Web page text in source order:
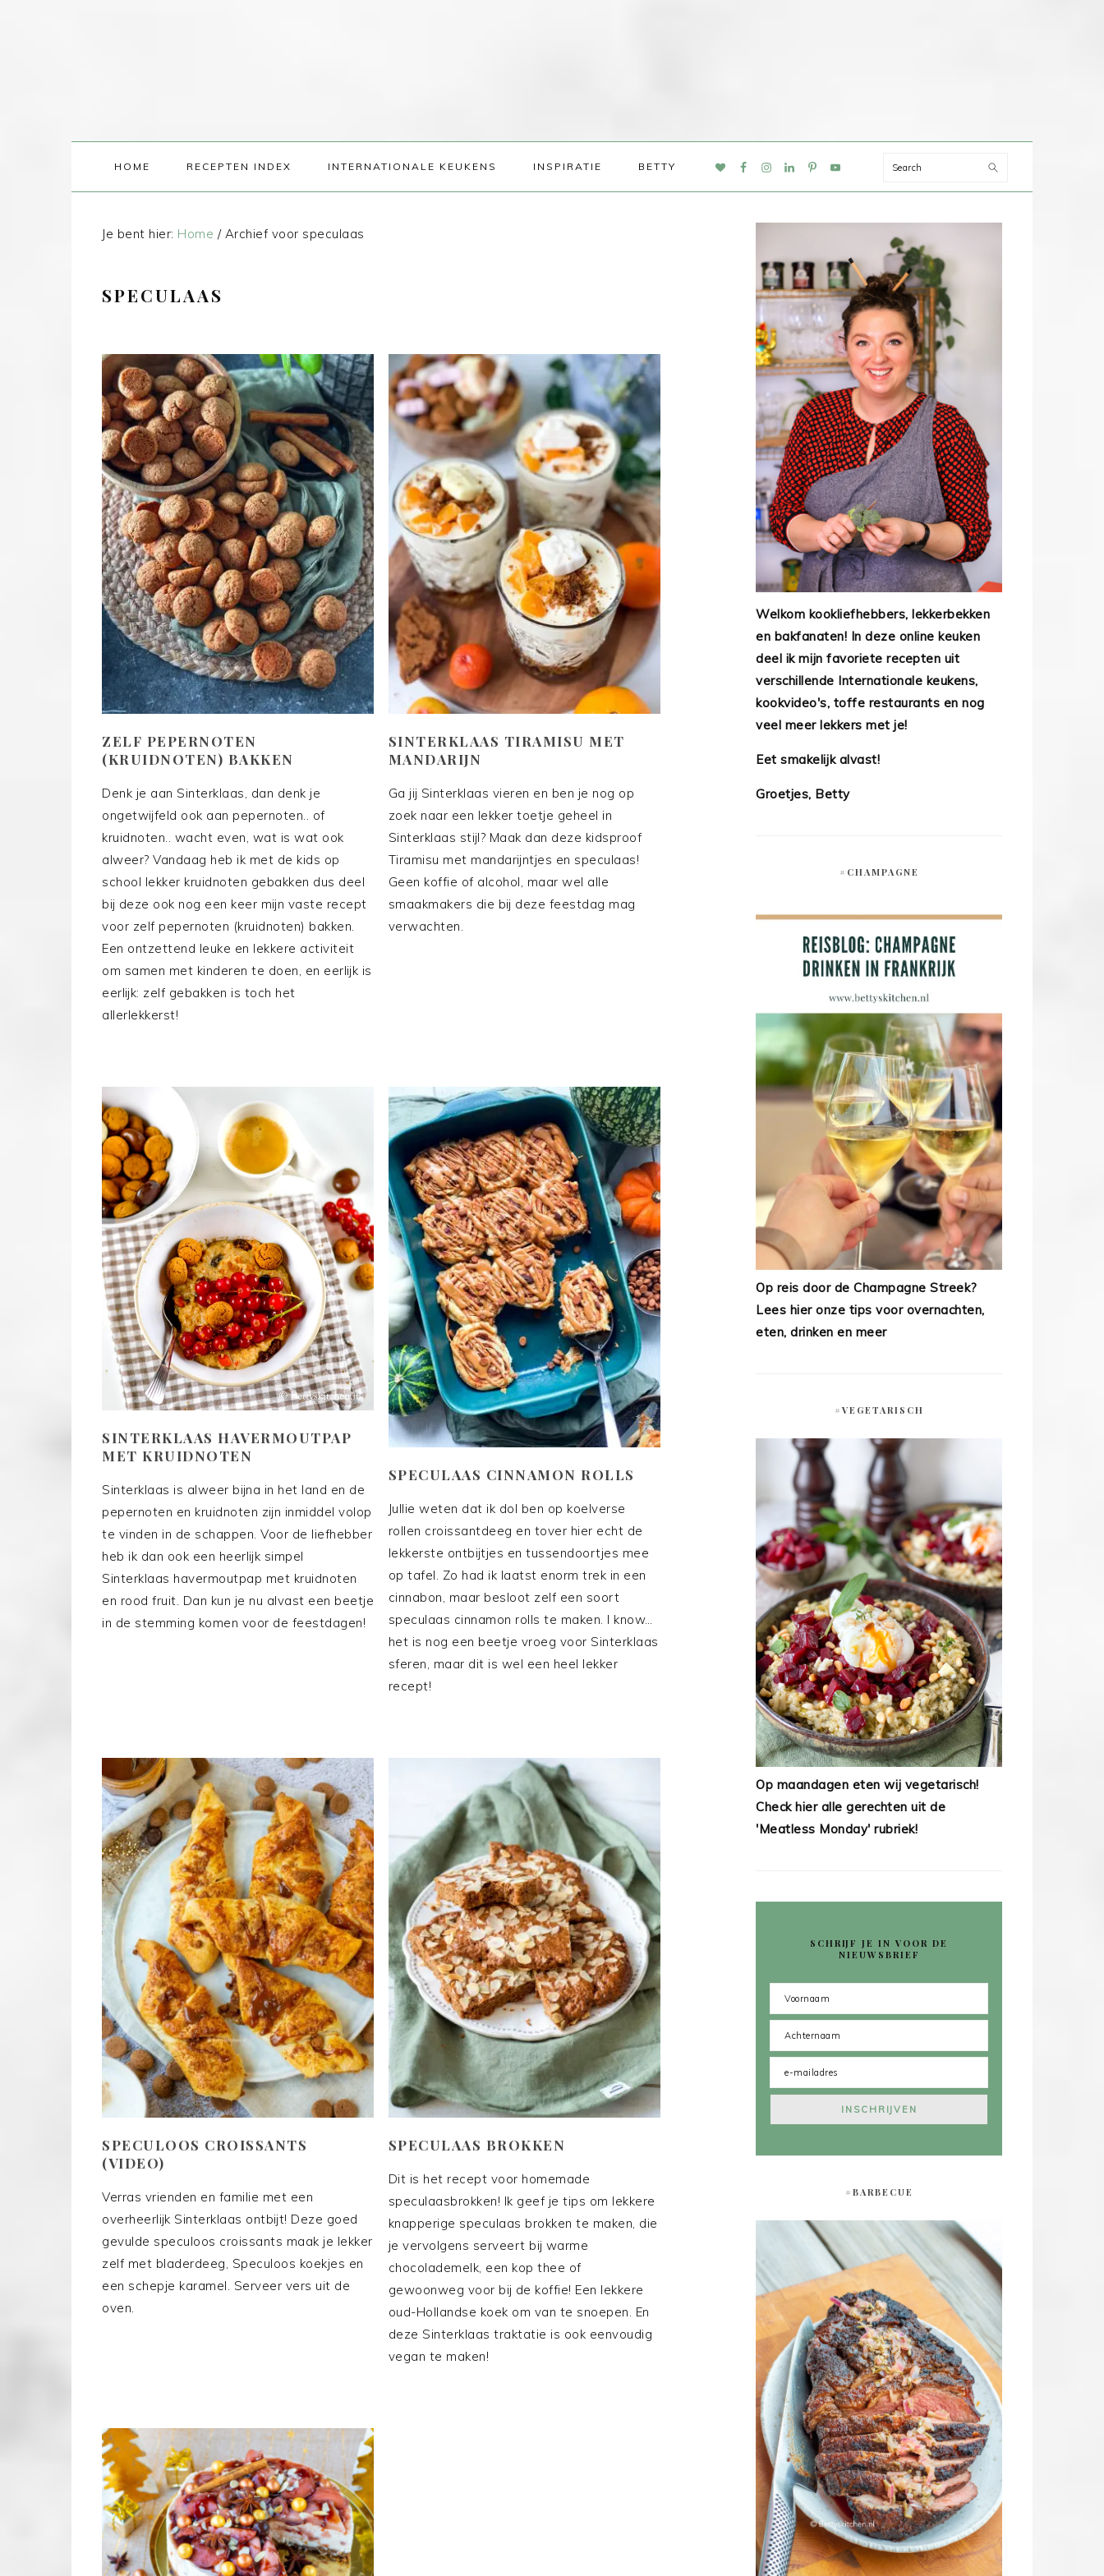
HOME RECEPTEN INDEX INTERNATIONALE KEUKENS INSPIRATIE BETTY
NAV
Search
Je bent hier: Home /Archief voor speculaas
SPECULAAS
ZELF PEPERNOTEN
(KRUIDNOTEN) BAKKEN
Denk je aan Sinterklaas, dan denk je
ongetwijfeld ook aan pepernoten.. of
kruidnoten.. wacht even, wat is wat ook
alweer? Vandaag heb ik met de kids op
school lekker kruidnoten gebakken dus deel
bij deze ook nog een keer mijn vaste recept
voor zelf pepernoten (kruidnoten) bakken.
Een ontzettend leuke en lekkere activiteit
om samen met kinderen te doen, en eerlijk is
eerlijk: zelf gebakken is toch het
allerlekkerst!
SINTERKLAAS TIRAMISU MET
MANDARIJN
Ga jij Sinterklaas vieren en ben je nog op
zoek naar een lekker toetje geheel in
Sinterklaas stijl? Maak dan deze kidsproof
Tiramisu met mandarijntjes en speculaas!
Geen koffie of alcohol, maar wel alle
smaakmakers die bij deze feestdag mag
verwachten.
SINTERKLAAS HAVERMOUTPAP
MET KRUIDNOTEN
Sinterklaas is alweer bijna in het land en de
pepernoten en kruidnoten zijn inmiddel volop
te vinden in de schappen. Voor de liefhebber
heb ik dan ook een heerlijk simpel
Sinterklaas havermoutpap met kruidnoten
en rood fruit. Dan kun je nu alvast een beetje
in de stemming komen voor de feestdagen!
SPECULAAS CINNAMON ROLLS
Jullie weten dat ik dol ben op koelverse
rollen croissantdeeg en tover hier echt de
lekkerste ontbijtjes en tussendoortjes mee
op tafel. Zo had ik laatst enorm trek in een
cinnabon, maar besloot zelf een soort
speculaas cinnamon rolls te maken. I know…
het is nog een beetje vroeg voor Sinterklaas
sferen, maar dit is wel een heel lekker
recept!
SPECULOOS CROISSANTS
(VIDEO)
Verras vrienden en familie met een
overheerlijk Sinterklaas ontbijt! Deze goed
gevulde speculoos croissants maak je lekker
zelf met bladerdeeg, Speculoos koekjes en
een schepje karamel. Serveer vers uit de
oven.
SPECULAAS BROKKEN
Dit is het recept voor homemade
speculaasbrokken! Ik geef je tips om lekkere
knapperige speculaas brokken te maken, die
je vervolgens serveert bij warme
chocolademelk, een kop thee of
gewoonweg voor bij de koffie! Een lekkere
oud-Hollandse koek om van te snoepen. En
deze Sinterklaas traktatie is ook eenvoudig
vegan te maken!
Welkom kookliefhebbers, lekkerbekken
en bakfanaten! In deze online keuken
deel ik mijn favoriete recepten uit
verschillende Internationale keukens,
kookvideo's, toffe restaurants en nog
veel meer lekkers met je!
Eet smakelijk alvast!
Groetjes, Betty
#CHAMPAGNE
Op reis door de Champagne Streek?
Lees hier onze tips voor overnachten,
eten, drinken en meer
#VEGETARISCH
Op maandagen eten wij vegetarisch!
Check hier alle gerechten uit de
'Meatless Monday' rubriek!
SCHRIJF JE IN VOOR DE
NIEUWSBRIEF
#BARBECUE